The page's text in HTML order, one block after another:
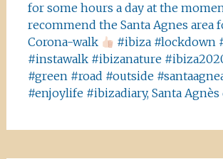
for some hours a day at the
recommend the Santa Agnes area
Corona-walk
#ibiza #lockdown
#instawalk #ibizanature
#green #road #outside
#enjoylife #ibizadiary, Santa Agnès